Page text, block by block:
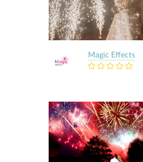
Magic Effects